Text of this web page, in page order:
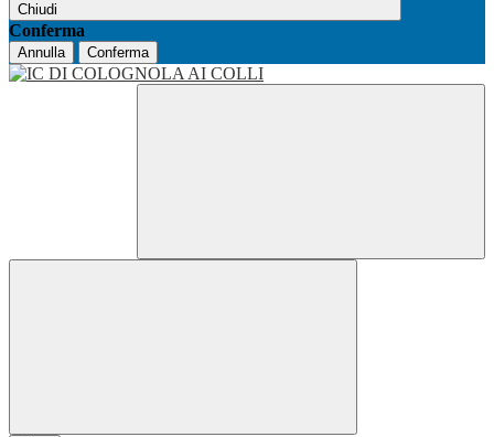
Chiudi
Conferma
Annulla Conferma